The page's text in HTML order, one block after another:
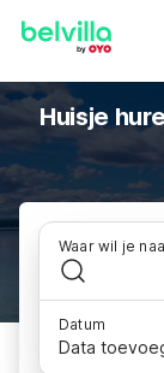
Huisje
Waar wil je
Datum
Data